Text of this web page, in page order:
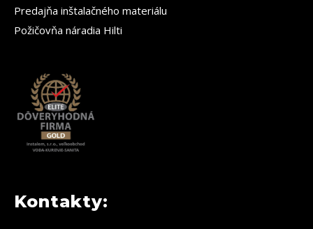
Predajňa inštalačného materiálu
Požičovňa náradia Hilti
Kontakty: